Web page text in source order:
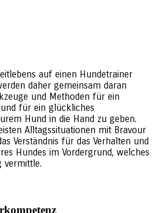
auf einen Hundetrainer
daher gemeinsam daran
und Methoden für ein
für ein glückliches
Hund in die Hand zu geben.
Alltagssituationen mit Bravour
Verständnis für das Verhalten und
Hundes im Vordergrund, welches
vermittle.